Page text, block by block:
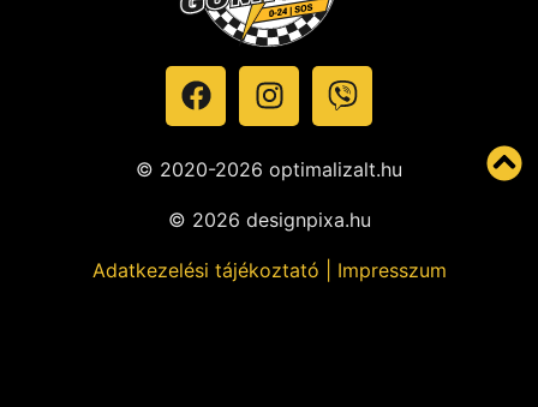
© 2020-2026 optimalizalt.hu
© 2026 designpixa.hu
Adatkezelési tájékoztató Impresszum